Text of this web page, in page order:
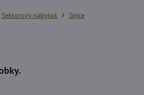
Sektorový nábytok Spice